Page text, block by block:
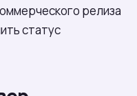
релиза
статус